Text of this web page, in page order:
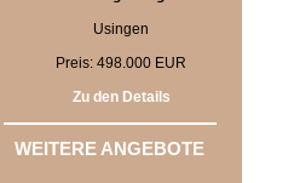
Usingen
Preis: 498.000 EUR
Zu den Details
WEITERE ANGEBOTE